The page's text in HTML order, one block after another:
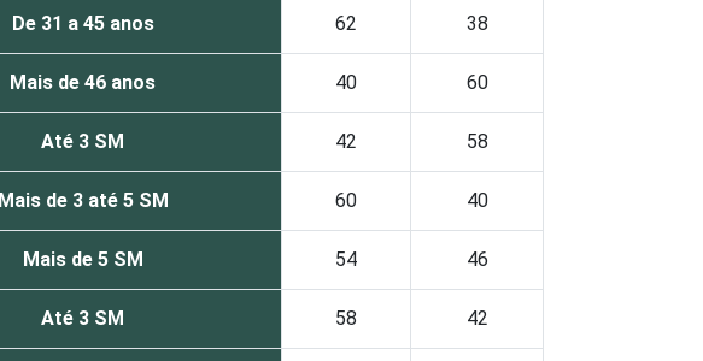
De 31 a 45 anos 62 38
Mais de 46 anos 40 60
Até 3 SM 42 58
Mais de 3 até 5 SM 60 40
Mais de 5 SM 54 46
Até 3 SM 58 42